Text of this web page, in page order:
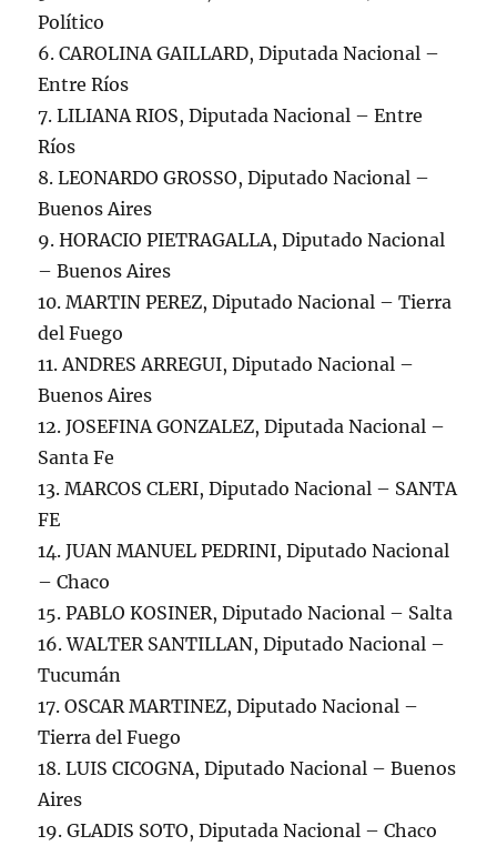
Político
6. CAROLINA GAILLARD, Diputada Nacional –
Entre Ríos
7. LILIANA RIOS, Diputada Nacional – Entre
Ríos
8. LEONARDO GROSSO, Diputado Nacional –
Buenos Aires
9. HORACIO PIETRAGALLA, Diputado Nacional
– Buenos Aires
10. MARTIN PEREZ, Diputado Nacional – Tierra
del Fuego
11. ANDRES ARREGUI, Diputado Nacional –
Buenos Aires
12. JOSEFINA GONZALEZ, Diputada Nacional –
Santa Fe
13. MARCOS CLERI, Diputado Nacional – SANTA
FE
14. JUAN MANUEL PEDRINI, Diputado Nacional
– Chaco
15. PABLO KOSINER, Diputado Nacional – Salta
16. WALTER SANTILLAN, Diputado Nacional –
Tucumán
17. OSCAR MARTINEZ, Diputado Nacional –
Tierra del Fuego
18. LUIS CICOGNA, Diputado Nacional – Buenos
Aires
19. GLADIS SOTO, Diputada Nacional – Chaco